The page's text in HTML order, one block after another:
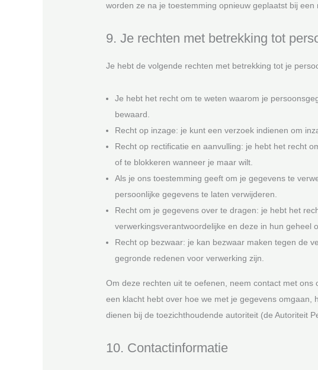
worden ze na je toestemming opnieuw geplaatst bij een
9. Je rechten met betrekking tot
Je hebt de volgende rechten met betrekking tot je
Je hebt het recht om te weten waarom je
bewaard.
Recht op inzage: je kunt een verzoek indienen om
Recht op rectificatie en aanvulling: je hebt het recht
of te blokkeren wanneer je maar wilt.
Als je ons toestemming geeft om je gegevens te
persoonlijke gegevens te laten verwijderen.
Recht om je gegevens over te dragen: je hebt het
verwerkingsverantwoordelijke en deze in hun geheel
Recht op bezwaar: je kan bezwaar maken tegen de
gegronde redenen voor verwerking zijn.
Om deze rechten uit te oefenen, neem contact met
een klacht hebt over hoe we met je gegevens
dienen bij de toezichthoudende autoriteit (de Autoriteit
10. Contactinformatie